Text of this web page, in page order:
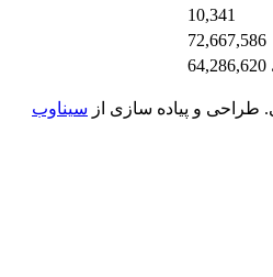
10,341
72,667,586
64,286,620
طراحی و پیاده سازی از سیناوب